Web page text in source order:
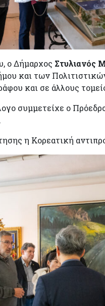
ο Δήμαρχος Στυλιανός
και των
και σε άλλους
συμμετείχε ο
.
η Κορεατική